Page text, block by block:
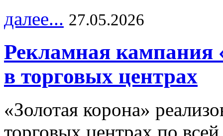
далее... 27.05.2026
Рекламная кампания
в торговых центрах
«Золотая корона»